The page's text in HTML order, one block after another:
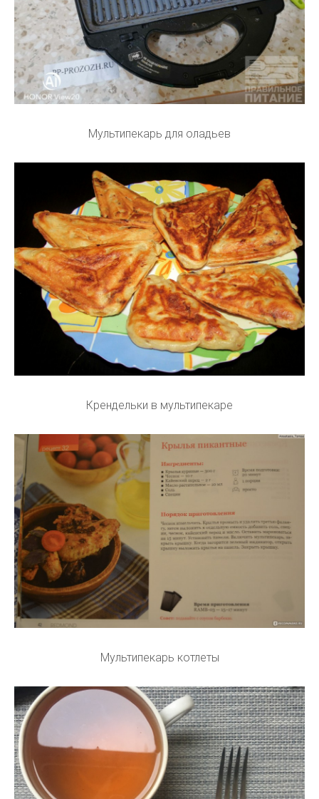
Мультипекарь для оладьев
Крендельки в мультипекаре
Мультипекарь котлеты